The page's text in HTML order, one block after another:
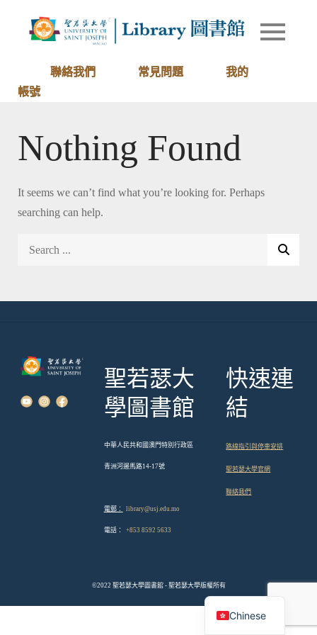
圖書館
Library of
聯絡我們 常見問題
我的
帳號
Nothing Found
It seems we can’t find what you’re looking for. Perhaps
searching can help.
聖若瑟大
學圖書館
中華人民共和國澳門特別行政區
青洲河邊馬路14-17號
電郵： library@usj.edu.mo
電話： +853 8592 5633
快速連
結
路線指引與停車安排
聖若瑟大學官網
聯絡我們
©2022 聖若瑟大學圖書館 - 聖若瑟大學版權所有
Chinese